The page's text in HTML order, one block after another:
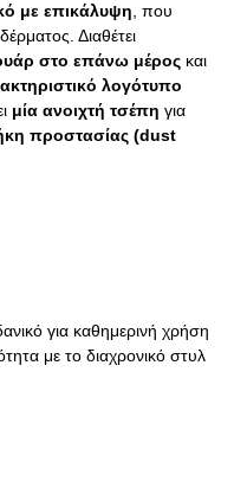
με επικάλυψη, που
Διαθέτει
στο επάνω μέρος και
λογότυπο
μία ανοιχτή τσέπη για
προστασίας (dust
για καθημερινή χρήση
με το διαχρονικό στυλ